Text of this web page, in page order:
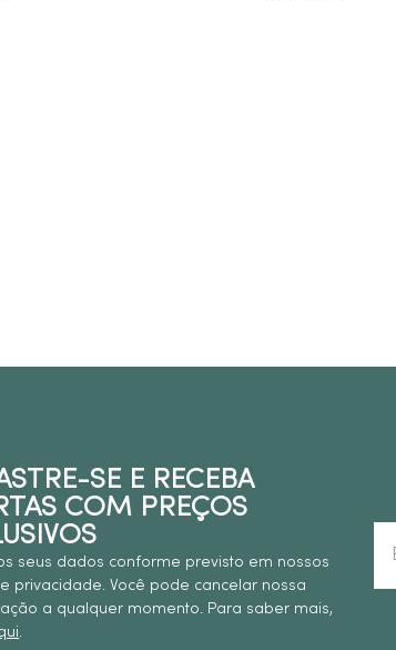
SE E RECEBA
COM PREÇOS
seus dados conforme previsto em nossos
privacidade. Você pode cancelar nossa
a qualquer momento. Para saber mais,
.